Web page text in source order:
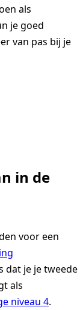
als
je goed
van pas bij je
in de
vooreen
dat je je tweede
als
niveau 4.